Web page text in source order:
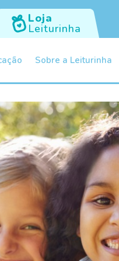
Loja
Leiturinha
Sobre a Leiturinha